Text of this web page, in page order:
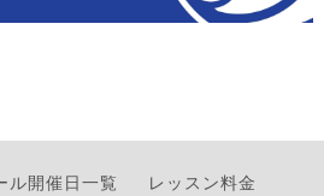
ル開催日一覧
レッスン料金